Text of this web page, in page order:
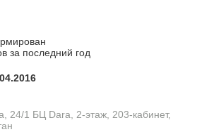
за последний год
24/1 БЦ Dara, 2-этаж, 203-кабинет,